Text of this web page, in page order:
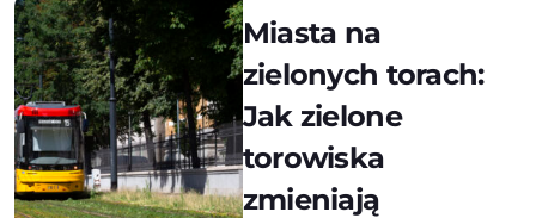
Miasta na
zielonych torach:
Jak zielone
torowiska
zmieniają